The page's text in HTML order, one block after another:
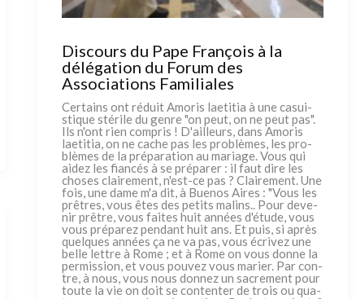
Discours du Pape François à la
délégation du Forum des
Associations Familiales
Certains ont réduit Amoris lae­ti­tia à une casui­
sti­que sté­ri­le du gen­re "on peut, on ne peut pas".
Ils n'ont rien com­pris ! D'ailleurs, dans Amoris
lae­ti­tia, on ne cache pas les pro­blè­mes, les pro­
blè­mes de la pré­pa­ra­tion au maria­ge. Vous qui
aidez les fian­cés à se pré­pa­rer : il faut dire les
cho­ses clai­re­ment, n'est-ce pas ? Clairement. Une
fois, une dame m'a dit, à Buenos Aires : "Vous les
prê­tres, vous êtes des peti­ts malins.. Pour deve­
nir prê­tre, vous fai­tes huit années d'étude, vous
vous pré­pa­rez pen­dant huit ans. Et puis, si après
quel­ques années ça ne va pas, vous écri­vez une
bel­le let­tre à Rome ; et à Rome on vous don­ne la
per­mis­sion, et vous pou­vez vous marier. Par con­
tre, à nous, vous nous don­nez un sacre­ment pour
tou­te la vie on doit se con­ten­ter de trois ou qua­